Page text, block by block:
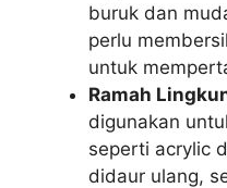
buruk dan
perlu
untuk
Ramah
digunakan
seperti acrylic
didaur ulang,